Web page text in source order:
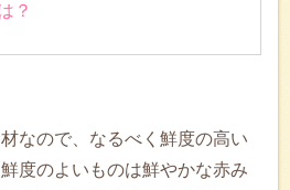
？
なので、なるべく鮮度の高い
度のよいものは鮮やかな赤み